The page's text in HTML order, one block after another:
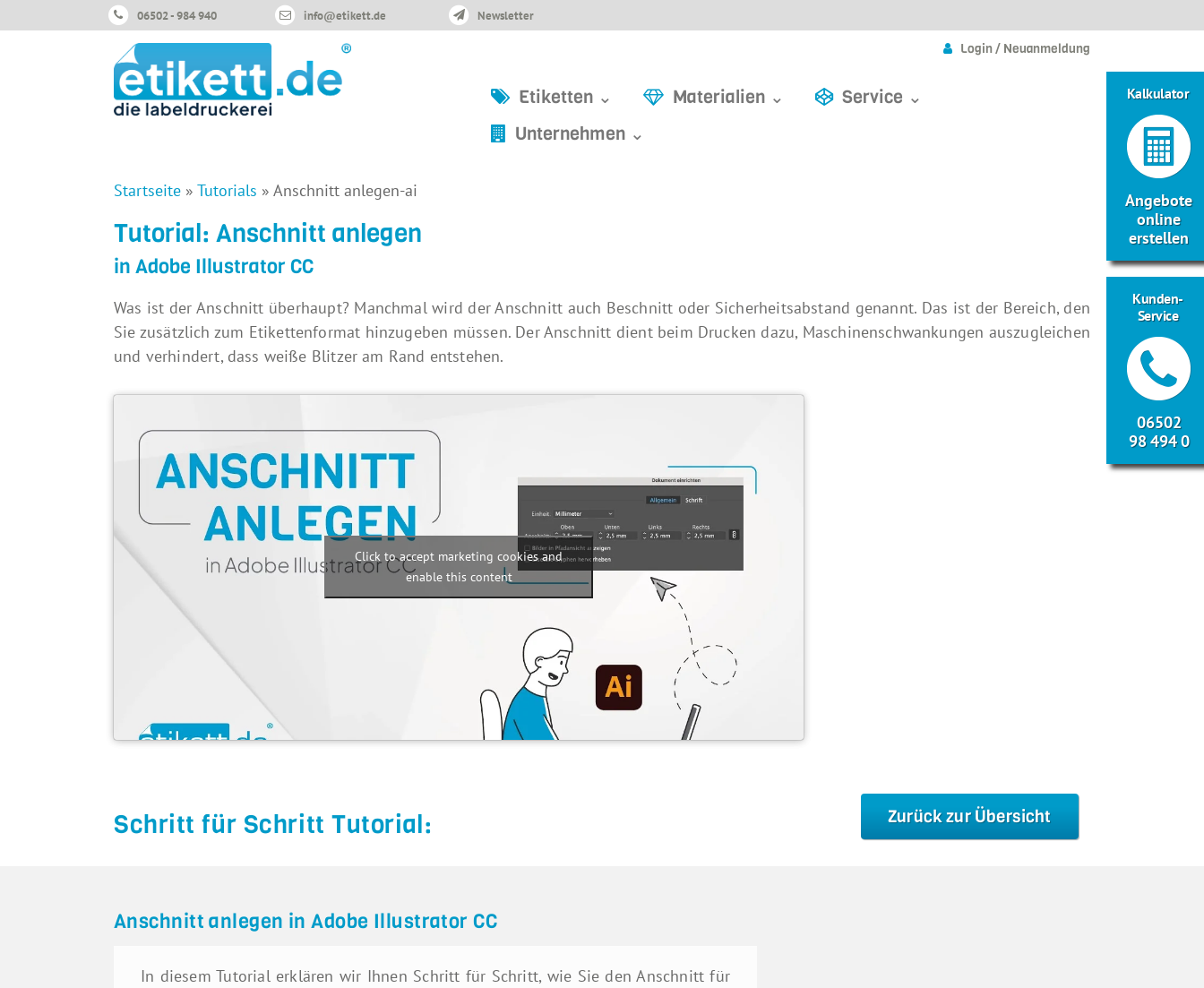
Kalkulator
Angebote
online
erstellen
Kunden-
Service
06502
98 494 0
06502 - 984 940 info@etikett.de Newsletter
Login / Neuanmeldung
Etiketten ⌄ Materialien ⌄
Service ⌄
Unternehmen ⌄
Startseite » Tutorials » Anschnitt anlegen-ai
Tutorial: Anschnitt anlegen
in Adobe Illustrator CC
Was ist der Anschnitt überhaupt? Manchmal wird der Anschnitt auch Beschnitt oder Sicherheitsabstand genannt. Das ist der Bereich, den
Sie zusätzlich zum Etikettenformat hinzugeben müssen. Der Anschnitt dient beim Drucken dazu, Maschinenschwankungen auszugleichen
und verhindert, dass weiße Blitzer am Rand entstehen.
Click to accept marketing cookies and
enable this content
Schritt für Schritt Tutorial: Zurück zur Übersicht
Anschnitt anlegen in Adobe Illustrator CC
In diesem Tutorial erklären wir Ihnen Schritt für Schritt, wie Sie den Anschnitt für